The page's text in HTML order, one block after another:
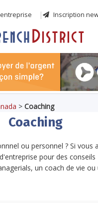
Inscription
>Coaching
Coaching
ou personnel ? Si vous
pour des conseils
un coach de vie ou